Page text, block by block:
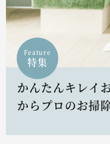
Feature
特集
かんたんキレイ
からプロのお掃